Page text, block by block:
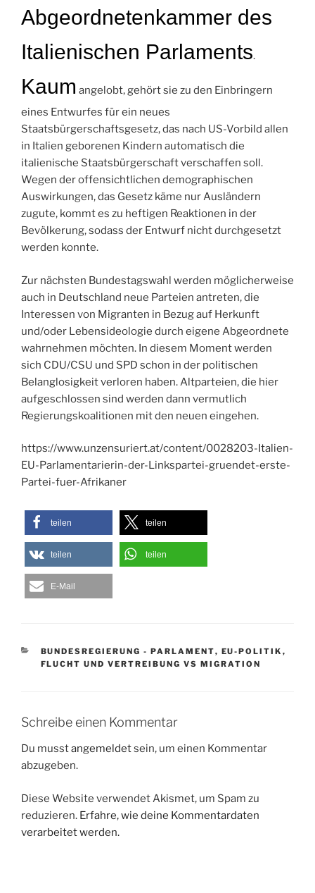
Abgeordnetenkammer des
Italienischen Parlaments.
Kaum angelobt, gehört sie zu den Einbringern
eines Entwurfes für ein neues
Staatsbürgerschaftsgesetz, das nach US-Vorbild allen
in Italien geborenen Kindern automatisch die
italienische Staatsbürgerschaft verschaffen soll.
Wegen der offensichtlichen demographischen
Auswirkungen, das Gesetz käme nur Ausländern
zugute, kommt es zu heftigen Reaktionen in der
Bevölkerung, sodass der Entwurf nicht durchgesetzt
werden konnte.
Zur nächsten Bundestagswahl werden möglicherweise
auch in Deutschland neue Parteien antreten, die
Interessen von Migranten in Bezug auf Herkunft
und/oder Lebensideologie durch eigene Abgeordnete
wahrnehmen möchten. In diesem Moment werden
sich CDU/CSU und SPD schon in der politischen
Belanglosigkeit verloren haben. Altparteien, die hier
aufgeschlossen sind werden dann vermutlich
Regierungskoalitionen mit den neuen eingehen.
https://www.unzensuriert.at/content/0028203-Italien-
EU-Parlamentarierin-der-Linkspartei-gruendet-erste-
Partei-fuer-Afrikaner
teilen teilen
teilen teilen
E-Mail
KATEGORIEN
BUNDESREGIERUNG - PARLAMENT, EU-POLITIK ,
FLUCHT UND VERTREIBUNG VS MIGRATION
Schreibe einen Kommentar
Du musstangemeldetsein, um einen Kommentar
abzugeben.
Diese Website verwendet Akismet, um Spam zu
reduzieren. Erfahre, wie deine Kommentardaten
verarbeitet werden.